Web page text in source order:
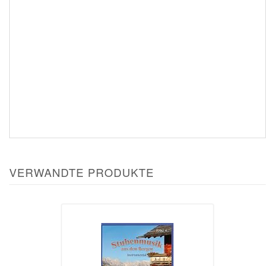
VERWANDTE PRODUKTE